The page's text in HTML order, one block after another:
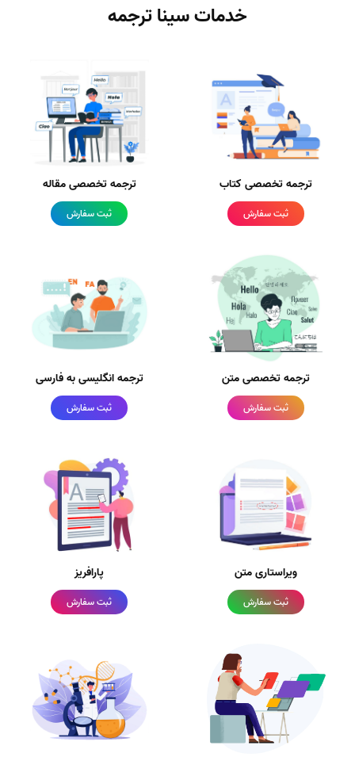
خدمات سینا ترجمه
ترجمه تخصصی کتاب
ثبت سفارش
ترجمه تخصصی مقاله
ثبت سفارش
ترجمه تخصصی متن
ثبت سفارش
ترجمه انگلیسی به فارسی
ثبت سفارش
ویراستاری متن
ثبت سفارش
پارافریز
ثبت سفارش